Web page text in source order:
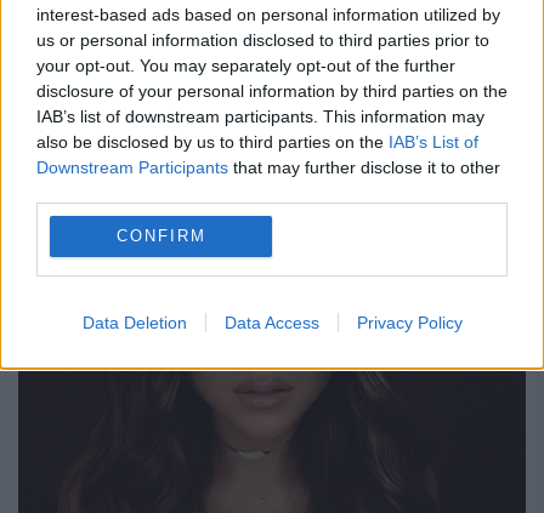
interest-based ads based on personal information utilized by
us or personal information disclosed to third parties prior to
your opt-out. You may separately opt-out of the further
disclosure of your personal information by third parties on the
IAB’s list of downstream participants. This information may
also be disclosed by us to third parties on the IAB’s List of
Downstream Participants that may further disclose it to other
CONFIRM
Data Deletion Data Access Privacy Policy
12 IULIE 2020
Cântăreața Nicole Cherry trăiește de mai
bine de doi ani o frumoasă poveste de
dragoste alături de iubitul său, Florin Popa.
relației și...